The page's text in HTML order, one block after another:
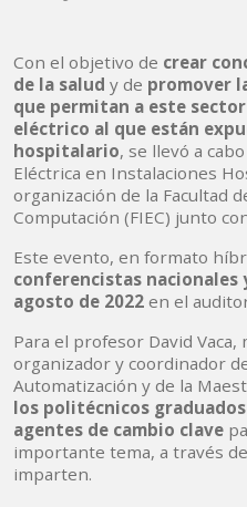
Con el objetivo de crear
de la salud y de promover
que permitan a este
eléctrico al que están
hospitalario, se llevó a
Eléctrica en Instalaciones
organización de la Facultad
Computación (FIEC) junto
Este evento, en formato
conferencistas nacionales
agosto de 2022 en el
Para el profesor David
organizador y coordinador
Automatización y de la
los politécnicos
agentes de cambio clave
importante tema, a través
imparten.